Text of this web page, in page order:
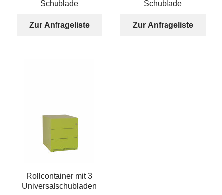
Schublade
Zur Anfrageliste
Schublade
Zur Anfrageliste
Rollcontainer mit 3
Universalschubladen